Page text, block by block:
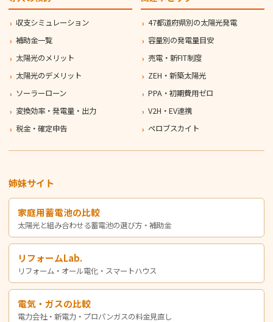
収支シミュレーション
補助金一覧
太陽光のメリット
太陽光のデメリット
ソーラーローン
変換効率・発電量・出力
税金・確定申告
47都道府県別の太陽光発電
容量別の発電量目安
売電・新FIT制度
ZEH・新築太陽光
PPA・初期費用ゼロ
V2H・EV連携
ペロブスカイト
姉妹サイト
家庭用蓄電池の比較
太陽光と組み合わせる蓄電池の選び方・補助金
リフォームLab.
リフォーム・オール電化・スマートハウス
電気・ガスの比較
電力会社・新電力・プロパンガスの料金見直し